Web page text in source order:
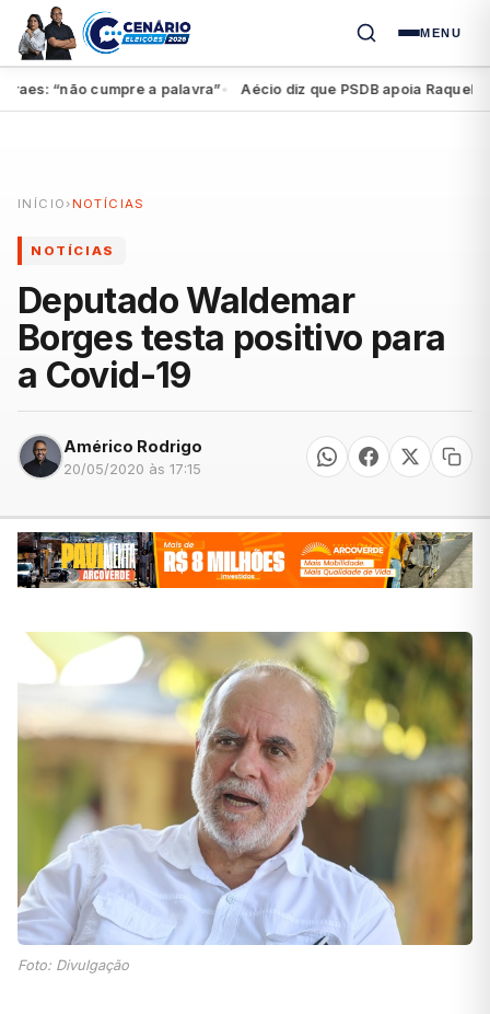
MENU
“não cumpre a palavra”● Aécio diz que PSDB apoia Raquel,
INÍCIO › NOTÍCIAS
NOTÍCIAS
Deputado Waldemar
Borges testa positivo para
a Covid-19
Américo Rodrigo
20/05/2020 às 17:15
Foto: Divulgação